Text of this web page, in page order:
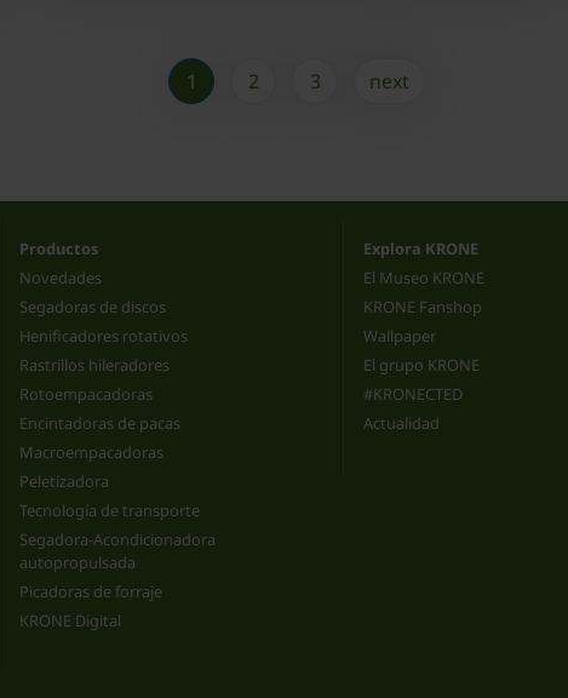
1 2 3 next
Productos
Novedades
Segadoras de discos
Henificadores rotativos
Rastrillos hileradores
Rotoempacadoras
Encintadoras de pacas
Macroempacadoras
Peletizadora
Tecnología de transporte
Segadora-Acondicionadora
autopropulsada
Picadoras de forraje
KRONE Digital
Explora KRONE
El Museo KRONE
KRONE Fanshop
Wallpaper
El grupo KRONE
#KRONECTED
Actualidad